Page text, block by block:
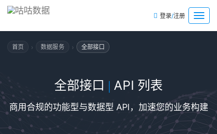
菜
单
登录/注册
首页 › 数据服务 › 全部接口
全部接口 | API 列表
商用合规的功能型与数据型 API，加速您的业务构建